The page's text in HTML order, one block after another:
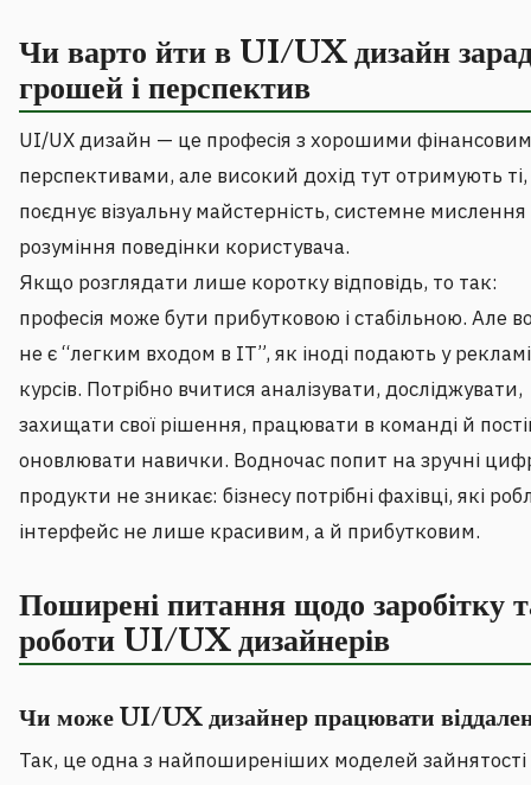
Чи варто йти в UI/UX дизайн
грошей і перспектив
UI/UX дизайн — це професія з хорошими
перспективами, але високий дохід тут отримують ті,
поєднує візуальну майстерність, системне мислення
розуміння поведінки користувача.
Якщо розглядати лише коротку відповідь, то так:
професія може бути прибутковою і стабільною. Але
не є “легким входом в IT”, як іноді подають у рекламі
курсів. Потрібно вчитися аналізувати, досліджувати,
захищати свої рішення, працювати в команді й
оновлювати навички. Водночас попит на зручні
продукти не зникає: бізнесу потрібні фахівці, які
інтерфейс не лише красивим, а й прибутковим.
Поширені питання щодо заробітку
роботи UI/UX дизайнерів
Чи може UI/UX дизайнер працювати
Так, це одна з найпоширеніших моделей зайнятості